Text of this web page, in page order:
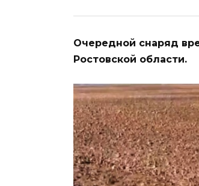
Очередной снаряд
Ростовской области.